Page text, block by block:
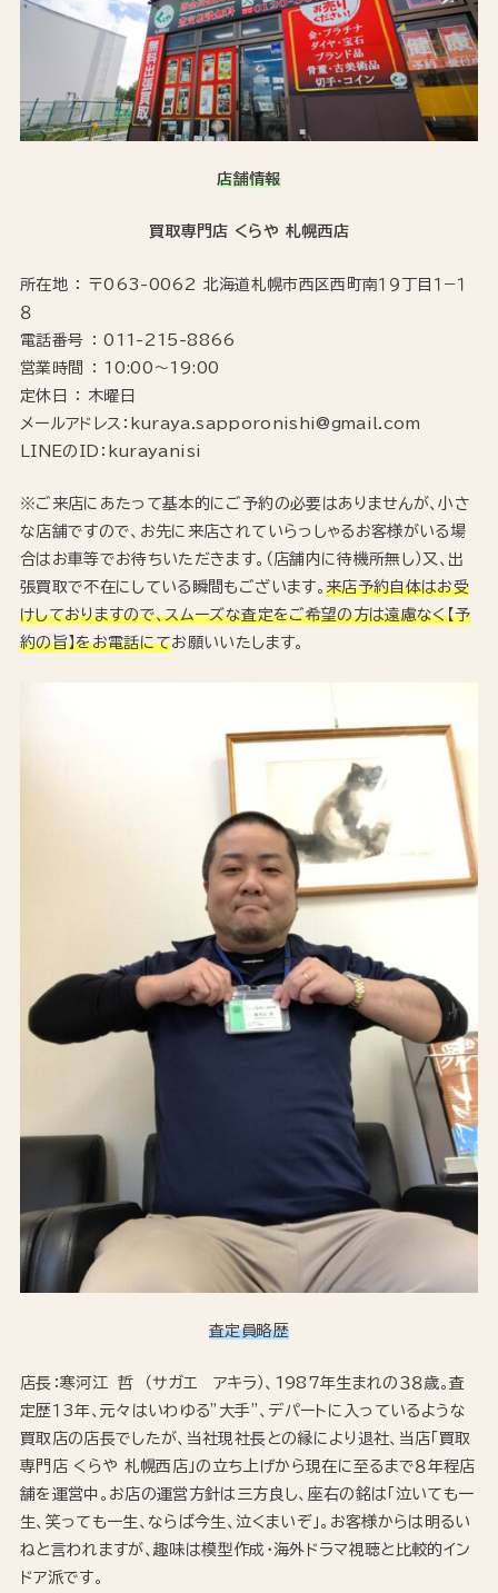
店舗情報
買取専門店 くらや 札幌西店
所在地 ： 〒063-0062 北海道札幌市西区西町南１９丁目１−１
８
電話番号 ： 011-215-8866
営業時間 ： 10:00～19:00
定休日 ： 木曜日
メールアドレス：kuraya.sapporonishi@gmail.com
LINEのID：kurayanisi
※ご来店にあたって基本的にご予約の必要はありませんが、小さ
な店舗ですので、お先に来店されていらっしゃるお客様がいる場
合はお車等でお待ちいただきます。（店舗内に待機所無し）又、出
張買取で不在にしている瞬間もございます。 来店予約自体はお受
けしておりますので、スムーズな査定をご希望の方は遠慮なく【予
約の旨】をお電話にてお願いいたします。
査定員略歴
店長：寒河江 哲 （サガエ アキラ）、1987年生まれの３８歳。査
定歴１3年、元々はいわゆる”大手”、デパートに入っているような
買取店の店長でしたが、当社現社長との縁により退社、当店「買取
専門店 くらや 札幌西店」の立ち上げから現在に至るまで８年程店
舗を運営中。お店の運営方針は三方良し、座右の銘は「泣いても一
生、笑っても一生、ならば今生、泣くまいぞ」。お客様からは明るい
ねと言われますが、趣味は模型作成・海外ドラマ視聴と比較的イン
ドア派です。